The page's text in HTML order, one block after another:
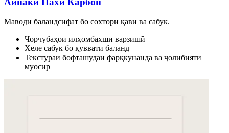
Маводи баландсифат бо сохтори қавӣ ва сабук.
Чорчӯбаҳои илҳомбахши варзишӣ
Хеле сабук бо қуввати баланд
Текстураи бофташудаи фарқкунанда ва ҷолибияти
муосир